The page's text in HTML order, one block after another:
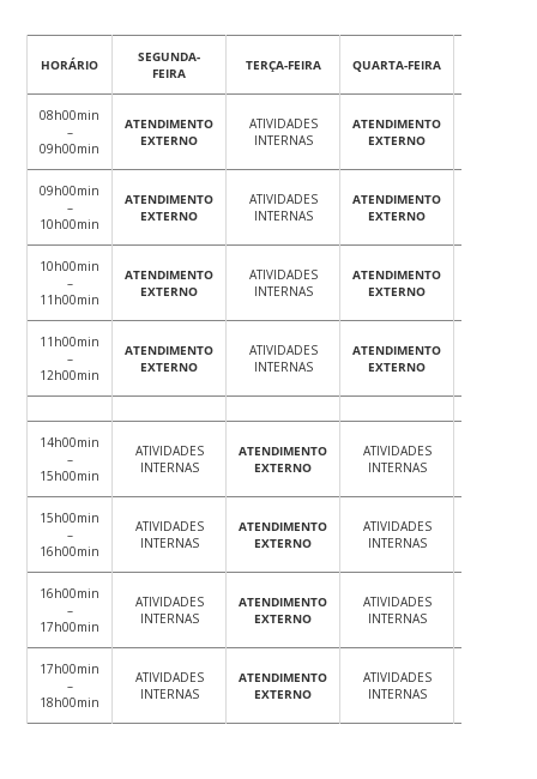
HORÁRIO
SEGUNDA-
FEIRA
TERÇA-FEIRA QUARTA-FEIRA
08h00min
–
09h00min
ATENDIMENTO
EXTERNO
ATIVIDADES
INTERNAS
ATENDIMENTO
EXTERNO
09h00min
–
10h00min
ATENDIMENTO
EXTERNO
ATIVIDADES
INTERNAS
ATENDIMENTO
EXTERNO
10h00min
–
11h00min
ATENDIMENTO
EXTERNO
ATIVIDADES
INTERNAS
ATENDIMENTO
EXTERNO
11h00min
–
12h00min
ATENDIMENTO
EXTERNO
ATIVIDADES
INTERNAS
ATENDIMENTO
EXTERNO
14h00min
–
15h00min
ATIVIDADES
INTERNAS
ATENDIMENTO
EXTERNO
ATIVIDADES
INTERNAS
15h00min
–
16h00min
ATIVIDADES
INTERNAS
ATENDIMENTO
EXTERNO
ATIVIDADES
INTERNAS
16h00min
–
17h00min
ATIVIDADES
INTERNAS
ATENDIMENTO
EXTERNO
ATIVIDADES
INTERNAS
17h00min
–
18h00min
ATIVIDADES
INTERNAS
ATENDIMENTO
EXTERNO
ATIVIDADES
INTERNAS